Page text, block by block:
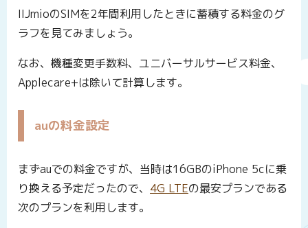
IIJmioのSIMを2年間利用したときに蓄積する料金のグ
ラフを見てみましょう。
なお、機種変更手数料、ユニバーサルサービス料金、
Applecare+は除いて計算します。
auの料金設定
まずauでの料金ですが、当時は16GBのiPhone 5cに乗
り換える予定だったので、 4G LTEの最安プランである
次のプランを利用します。